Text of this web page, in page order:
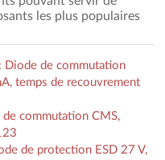
les plus populaires
de commutation
temps de recouvrement
commutation CMS,
de protection ESD 27 V,